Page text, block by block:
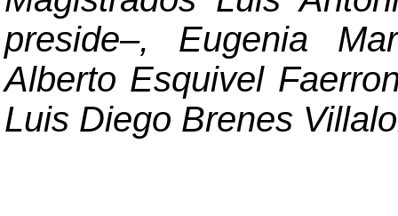
preside–, Eugenia
Alberto Esquivel
Luis Diego Brenes